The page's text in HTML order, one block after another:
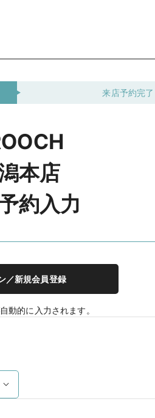
来店予約完了
本店
約入力
／新規会員登録
動的に入力されます。